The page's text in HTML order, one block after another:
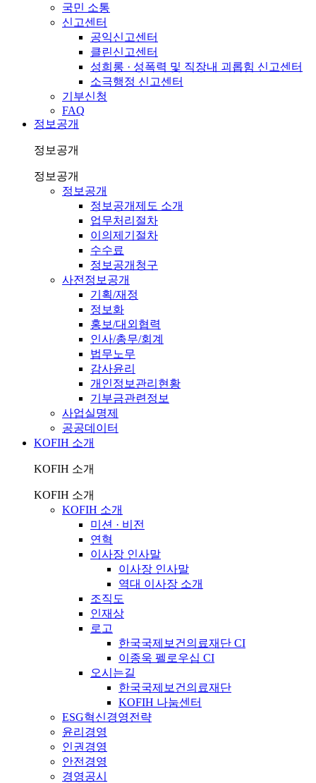
국민 소통
신고센터
공익신고센터
클린신고센터
성희롱 · 성폭력 및 직장내 괴롭힘 신고센터
소극행정 신고센터
기부신청
FAQ
정보공개
정보공개
정보공개
정보공개
정보공개제도 소개
업무처리절차
이의제기절차
수수료
정보공개청구
사전정보공개
기획/재정
정보화
홍보/대외협력
인사/총무/회계
법무노무
감사윤리
개인정보관리현황
기부금관련정보
사업실명제
공공데이터
KOFIH 소개
KOFIH 소개
KOFIH 소개
KOFIH 소개
미션 · 비전
연혁
이사장 인사말
이사장 인사말
역대 이사장 소개
조직도
인재상
로고
한국국제보건의료재단 CI
이종욱 펠로우십 CI
오시는길
한국국제보건의료재단
KOFIH 나눔센터
ESG혁신경영전략
윤리경영
인권경영
안전경영
경영공시